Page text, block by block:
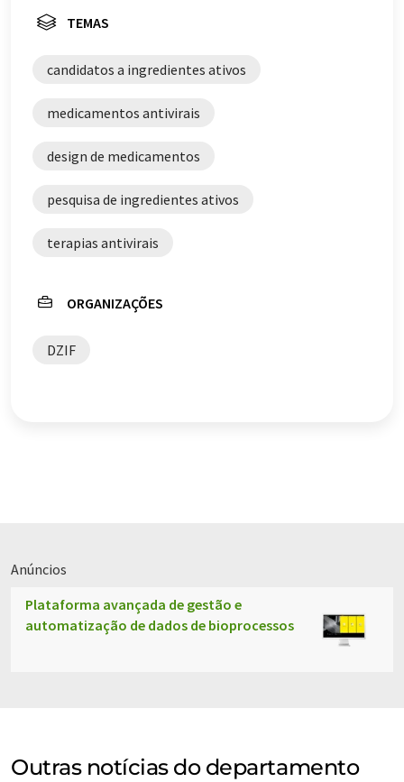
TEMAS
candidatos a ingredientes ativos
medicamentos antivirais
design de medicamentos
pesquisa de ingredientes ativos
terapias antivirais
ORGANIZAÇÕES
DZIF
Anúncios
Plataforma avançada de gestão e
automatização de dados de bioprocessos
Outras notícias do departamento